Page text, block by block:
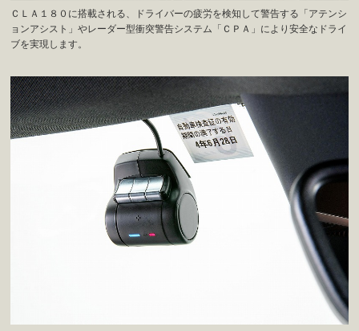
ＣＬＡ１８０に搭載される、ドライバーの疲労を検知して警告する「アテンシ
ョンアシスト」やレーダー型衝突警告システム「ＣＰＡ」により安全なドライ
ブを実現します。